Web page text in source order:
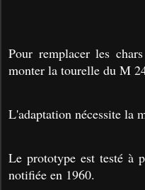
Pour remplacer les
monter la tourelle du M
L'adaptation nécessite la
Le prototype est testé à
notifiée en 1960.